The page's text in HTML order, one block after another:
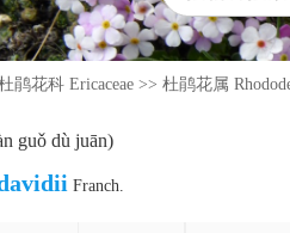
鹃花科 Ericaceae >> 杜鹃花属
guǒ dù juān)
Franch.